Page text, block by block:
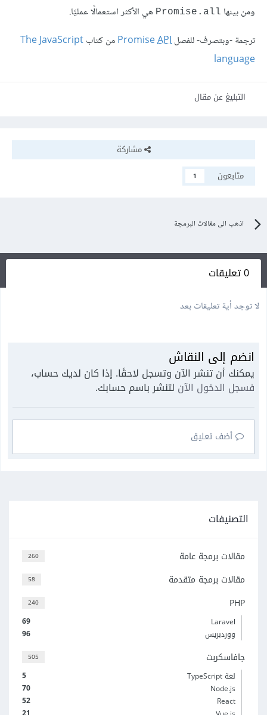
ومن بينها Promise.all هي الأكثر استعمالًا عمليًا.
ترجمة -وبتصرف- للفصل
PromiseAPI من كتابThe JavaScript
language
التبليغ عن مقال
مشاركة
متابعون
1
اذهب الى مقالات البرمجة
0 تعليقات
لا توجد أية تعليقات بعد
انضم إلى النقاش
يمكنك أن تنشر الآن وتسجل لاحقًا. إذا كان لديك حساب،
فسجل الدخول الآن لتنشر باسم حسابك.
أضف تعليق
التصنيفات
260 مقالات برمجة عامة
58 مقالات برمجة متقدمة
240 PHP
69
Laravel
96
ووردبريس
505 جافاسكربت
5
لغة TypeScript
70
Node.js
52
React